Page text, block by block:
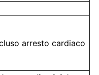
arresto cardiaco